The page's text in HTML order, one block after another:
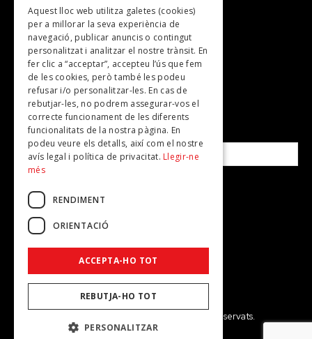
TV
Plans per fer
Revistes
SUBSCRIU-TE A LA NOSTRA NEWSLETTER!
Correu electrònic*
Accepto lapolítica de privacitat
© 2026 - Dona Secret - Tots els drets reservats.
Aquest lloc web utilitza galetes (cookies)
per a millorar la seva experiència de
navegació, publicar anuncis o contingut
personalitzat i analitzar el nostre trànsit. En
fer clic a “acceptar”, accepteu l’ús que fem
de les cookies, però també les podeu
refusar i/o personalitzar-les. En cas de
rebutjar-les, no podrem assegurar-vos el
correcte funcionament de les diferents
funcionalitats de la nostra pàgina. En
podeu veure els detalls, així com el nostre
avís legal i política de privacitat. Llegir-ne
més
RENDIMENT
ORIENTACIÓ
ACCEPTA-HO TOT
REBUTJA-HO TOT
PERSONALITZAR